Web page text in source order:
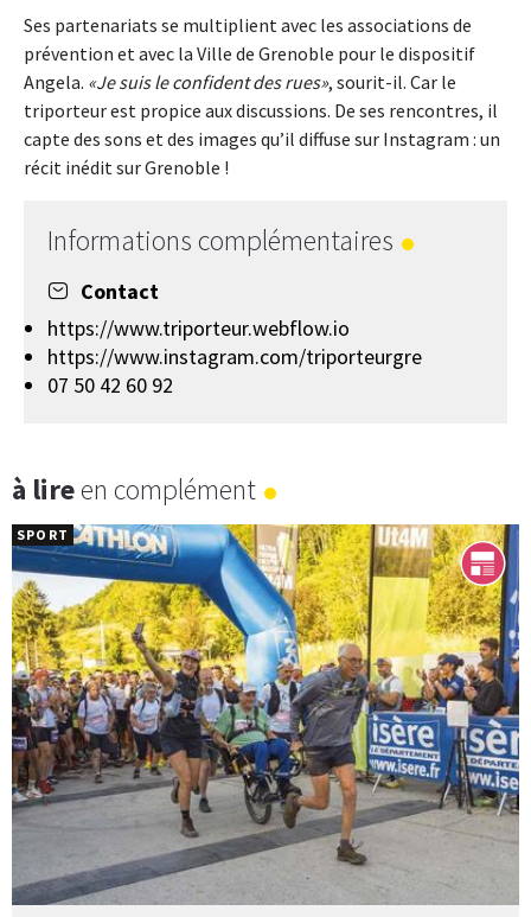
Ses partenariats se multiplient avec les associations de
prévention et avec la Ville de Grenoble pour le dispositif
Angela. Je suis le confident des rues , sourit-il. Car le
triporteur est propice aux discussions. De ses rencontres, il
capte des sons et des images qu’il diffuse sur Instagram : un
récit inédit sur Grenoble !
Informations complémentaires
Contact
https://www.triporteur.webflow.io
https://www.instagram.com/triporteurgre
07 50 42 60 92
à lireen complément
SPORT